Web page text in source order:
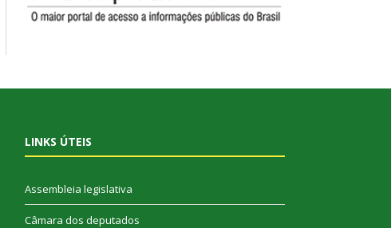
LINKS ÚTEIS
Assembleia legislativa
Câmara dos deputados